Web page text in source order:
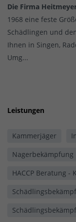
Die Firma
1968 eine feste
Schädlingen und
Ihnen in Singen,
Umg...
Leistungen
Kammerjäger
Nagerbekämpfung
HACCP Beratung -